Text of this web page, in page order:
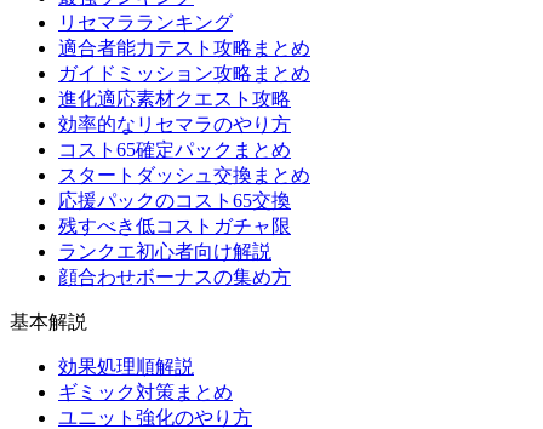
リセマラランキング
適合者能力テスト攻略まとめ
ガイドミッション攻略まとめ
進化適応素材クエスト攻略
効率的なリセマラのやり方
コスト65確定パックまとめ
スタートダッシュ交換まとめ
応援パックのコスト65交換
残すべき低コストガチャ限
ランクエ初心者向け解説
顔合わせボーナスの集め方
基本解説
効果処理順解説
ギミック対策まとめ
ユニット強化のやり方